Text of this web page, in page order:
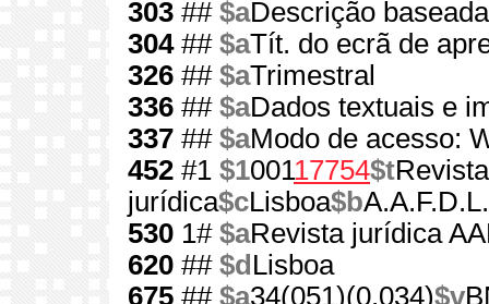
303 ## $aDescrição
304## $aTít. do ecrã de
326 ## $aTrimestral
336 ## $aDados textuais e
337 ## $aModo de acesso:
452 #1 $100117754$tRevista
jurídica$cLisboa$b
530 1# $aRevista jurídica
620 ## $d Lisboa
675 ## $a34(051)(0.034)$v